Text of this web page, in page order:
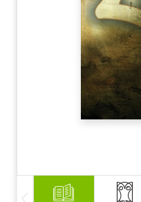
Szótár, nyelvkönyv
Tankönyv, segédkönyv
Társadalomtudomány
Történelem